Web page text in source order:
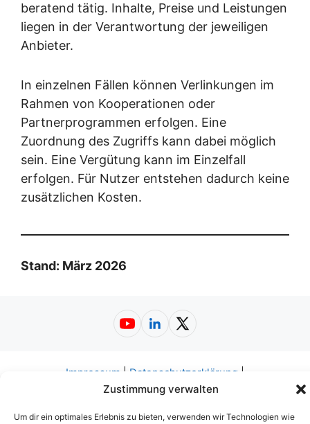
Zustimmung verwalten
Um dir ein optimales Erlebnis zu bieten, verwenden wir Technologien wie
beratend tätig. Inhalte, Preise und Leistungen
liegen in der Verantwortung der jeweiligen
Anbieter.
In einzelnen Fällen können Verlinkungen im
Rahmen von Kooperationen oder
Partnerprogrammen erfolgen. Eine
Zuordnung des Zugriffs kann dabei möglich
sein. Eine Vergütung kann im Einzelfall
erfolgen. Für Nutzer entstehen dadurch keine
zusätzlichen Kosten.
Stand: März 2026
YouTube
LinkedIn
X
Impressum | Datenschutzerklärung |
Nutzungsbedingungen|AGB|Barrierefreiheit